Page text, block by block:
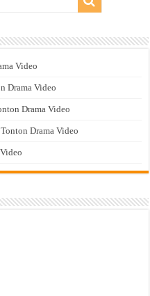
Video
Drama Video
Drama Video
Drama Video